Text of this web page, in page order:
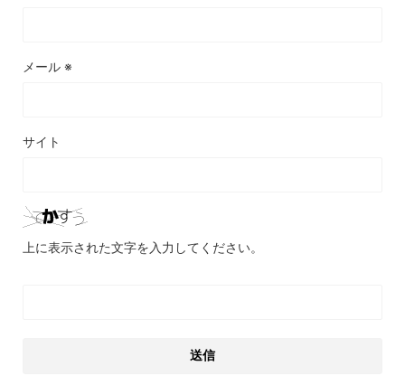
メール ※
サイト
上に表示された文字を入力してください。